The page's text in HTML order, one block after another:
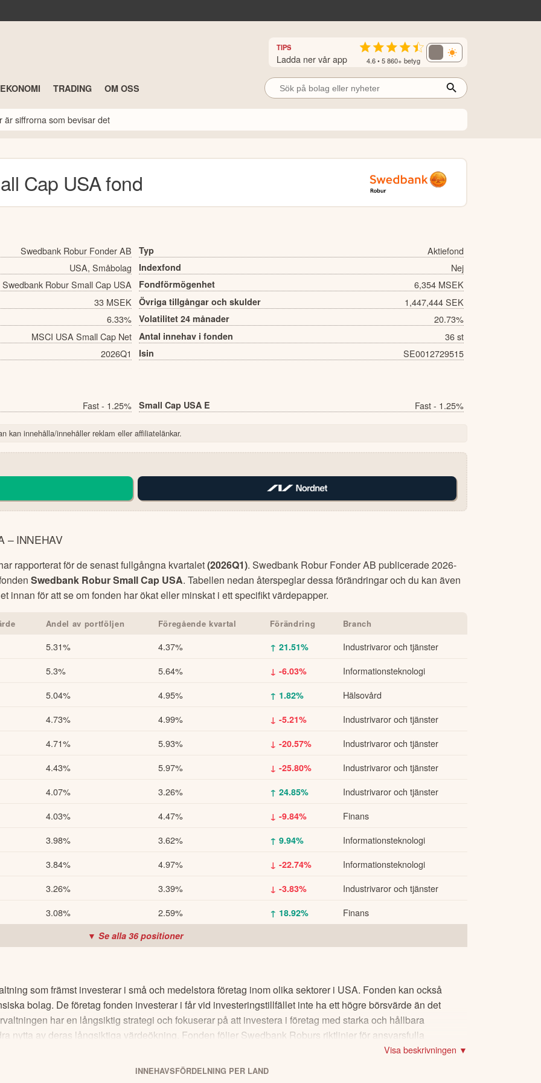
TIPS
Ladda ner vår app 4.6 • 5 860+ betyg
TRADING OM OSS
är siffrorna som bevisar det
Cap USAfond
Swedbank Robur Fonder AB Typ
Aktiefond
USA, Småbolag
Indexfond
Nej
Swedbank Robur Small Cap USA
Fondförmögenhet
6,354 MSEK
33 MSEK
Övriga tillgångar och skulder
1,447,444 SEK
6.33%
Volatilitet 24 månader
20.73%
MSCI USA Small Cap Net
Antal innehav i fonden
36 st
2026Q1
Isin SE0012729515
Fast - 1.25% Small Cap USA E Fast - 1.25%
kan innehålla/innehåller reklam eller affiliatelänkar.
– INNEHAV
rapporterat för de senast fullgångna kvartalet(2026Q1). Swedbank Robur Fonder AB publicerade2026-
Swedbank Robur Small Cap USA. Tabellen nedan återspeglar dessa förändringar och du kan även
innan för att se om fonden har ökat eller minskat i ett specifikt värdepapper.
Andel av portföljen Föregående kvartal Förändring Branch
5.31% 4.37% ↑ 21.51%
Industrivaror och tjänster
5.3%
5.64% ↓ -6.03%
Informationsteknologi
5.04%
4.95% ↑ 1.82%
Hälsovård
4.73%
4.99% ↓ -5.21%
Industrivaror och tjänster
4.71%
5.93% ↓ -20.57%
Industrivaror och tjänster
4.43%
5.97% ↓ -25.80%
Industrivaror och tjänster
4.07%
3.26% ↑ 24.85%
Industrivaror och tjänster
4.03%
4.47% ↓ -9.84%
Finans
3.98%
3.62% ↑ 9.94%
Informationsteknologi
3.84%
4.97% ↓ -22.74%
Informationsteknologi
3.26%
3.39% ↓ -3.83%
Industrivaror och tjänster
3.08%
2.59% ↑ 18.92% Finans
▼ Se alla 36positioner
som främst investerar i små och medelstora företag inom olika sektorer i USA. Fonden kan också
bolag. De företag fonden investerar i får vid investeringstillfället inte ha ett högre börsvärde än det
har en långsiktig strategi och fokuserar på att investera i företag med starka och hållbara
nytta av deras långsiktiga värdeökning. Fonden följer Swedbank Roburs riktlinjer för ansvarsfulla
Utökad nivå. Mer information finns i fondens Informationsbroschyr och på swedbankrobur.se.
av fondens investeringsstrategi. Fonden är lämplig för dig som vill investera i mindre, växande företag,
Visa beskrivningen ▼
INNEHAVSFÖRDELNING PER LAND